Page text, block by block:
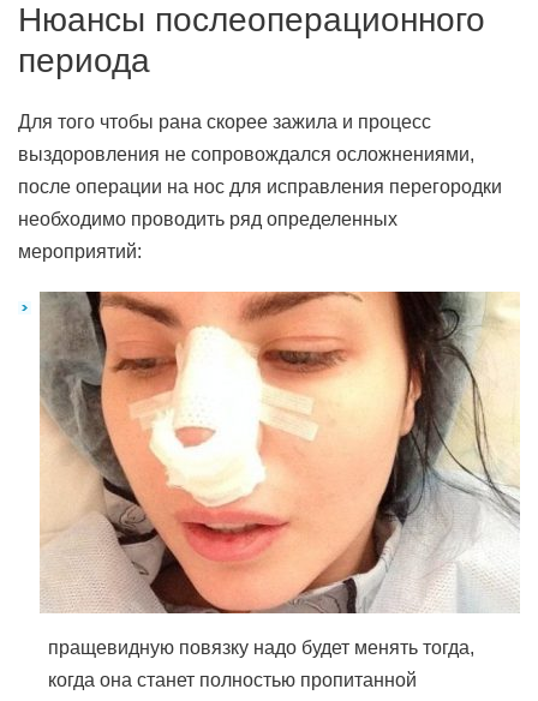
Нюансы послеоперационного
периода
Для того чтобы рана скорее зажила и процесс
выздоровления не сопровождался осложнениями,
после операции на нос для исправления перегородки
необходимо проводить ряд определенных
мероприятий:
пращевидную повязку надо будет менять тогда,
когда она станет полностью пропитанной